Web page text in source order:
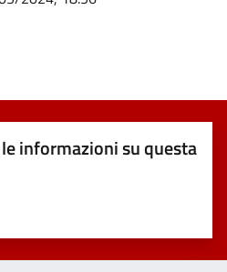
informazioni su questa
su 5
su 5
5